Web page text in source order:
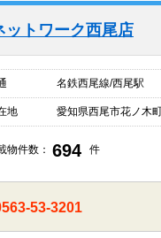
ットワーク西尾店
名鉄西尾線/西尾駅
地 愛知県西尾市花ノ木
物件数： 694 件
53-3201